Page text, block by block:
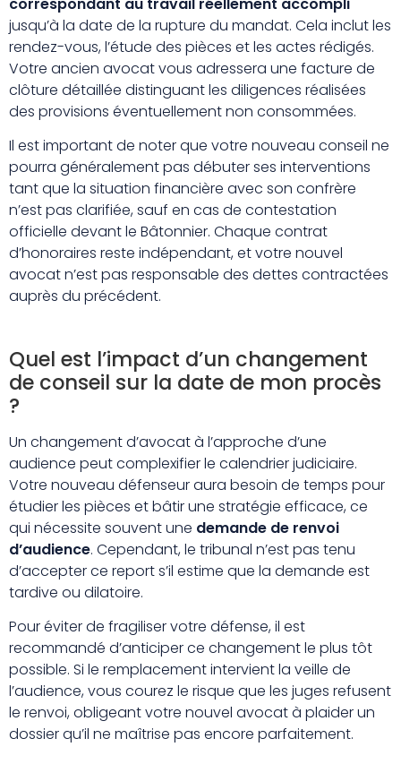
jusqu’à la date de la rupture du mandat. Cela inclut les
rendez-vous, l’étude des pièces et les actes rédigés.
Votre ancien avocat vous adressera une facture de
clôture détaillée distinguant les diligences réalisées
des provisions éventuellement non consommées.
Il est important de noter que votre nouveau conseil ne
pourra généralement pas débuter ses interventions
tant que la situation financière avec son confrère
n’est pas clarifiée, sauf en cas de contestation
officielle devant le Bâtonnier. Chaque contrat
d’honoraires reste indépendant, et votre nouvel
avocat n’est pas responsable des dettes contractées
auprès du précédent.
Quel est l’impact d’un changement
de conseil sur la date de mon procès
?
Un changement d’avocat à l’approche d’une
audience peut complexifier le calendrier judiciaire.
Votre nouveau défenseur aura besoin de temps pour
étudier les pièces et bâtir une stratégie efficace, ce
qui nécessite souvent une demande de renvoi
d’audience. Cependant, le tribunal n’est pas tenu
d’accepter ce report s’il estime que la demande est
tardive ou dilatoire.
Pour éviter de fragiliser votre défense, il est
recommandé d’anticiper ce changement le plus tôt
possible. Si le remplacement intervient la veille de
l’audience, vous courez le risque que les juges refusent
le renvoi, obligeant votre nouvel avocat à plaider un
dossier qu’il ne maîtrise pas encore parfaitement.